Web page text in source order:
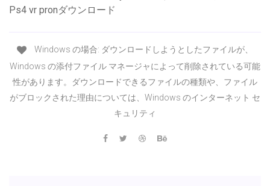
Ps4 vr pronダウンロード
Windows の場合: ダウンロードしようとしたファイルが、
Windows の添付ファイル マネージャによって削除されている可能
性があります。ダウンロードできるファイルの種類や、ファイル
がブロックされた理由については、Windows のインターネット セ
キュリティ